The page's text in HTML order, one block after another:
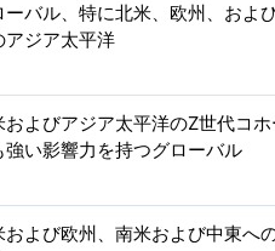
ーバル、特に北米、欧州、およ
アジア太平洋
およびアジア太平洋のZ世代コ
強い影響力を持つグローバル
および欧州、南米および中東へ